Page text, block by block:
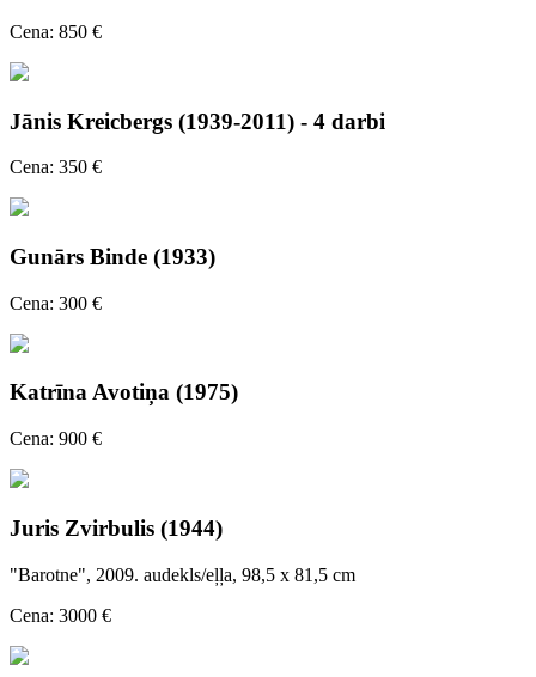
Cena: 850 €
Jānis Kreicbergs (1939-2011) - 4 darbi
Cena: 350 €
Gunārs Binde (1933)
Cena: 300 €
Katrīna Avotiņa (1975)
Cena: 900 €
Juris Zvirbulis (1944)
"Barotne", 2009. audekls/eļļa, 98,5 x 81,5 cm
Cena: 3000 €